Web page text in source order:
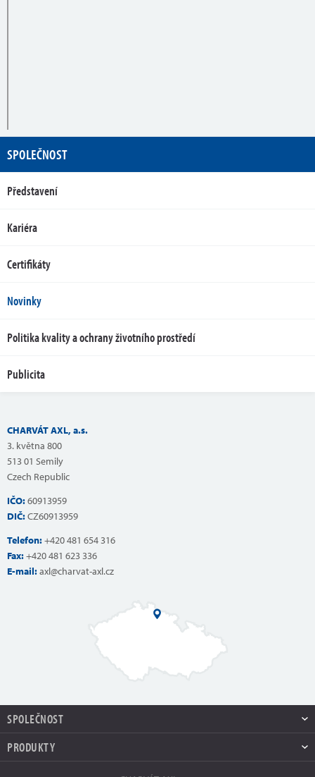
SPOLEČNOST
Představení
Kariéra
Certifikáty
Novinky
Politika kvality a ochrany životního prostředí
Publicita
CHARVÁT AXL, a.s.
3. května 800
513 01 Semily
Czech Republic
IČO:60913959
DIČ:CZ60913959
Telefon:+420 481 654 316
Fax:+420 481 623 336
E-mail:axl@charvat-axl.cz
SPOLEČNOST
PRODUKTY